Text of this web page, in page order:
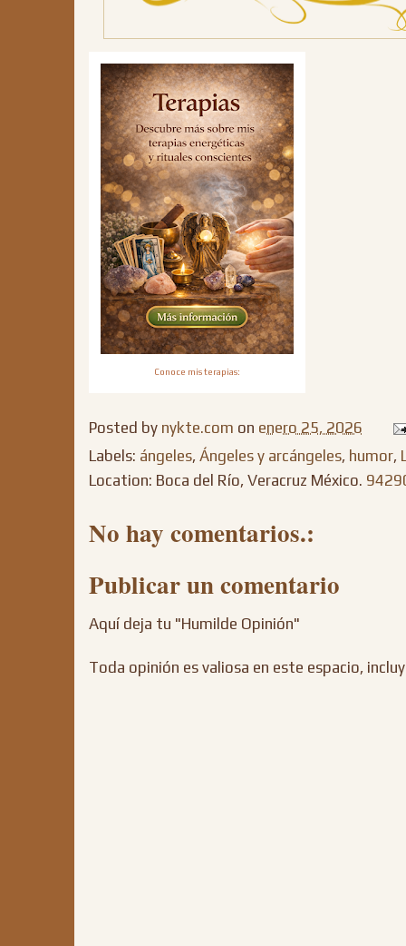
Conoce mis terapias:
Posted by nykte.com on enero 25, 2026
Labels: ángeles, Ángeles y arcángeles, humor,
Location: Boca del Río, Veracruz México.
No hay comentarios.:
Publicar un comentario
Aquí deja tu "Humilde Opinión"
Toda opinión es valiosa en este espacio,